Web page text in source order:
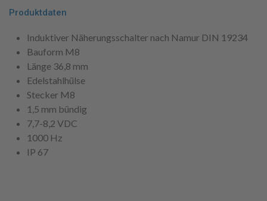
Produktdaten
Induktiver Näherungsschalter nach Namur DIN 19234
Bauform M8
Länge 36,8 mm
Edelstahlhülse
Stecker M8
1,5 mm bündig
7,7-8,2 VDC
1000 Hz
IP 67